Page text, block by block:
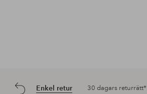
Enkel retur 30 dagars returrätt*